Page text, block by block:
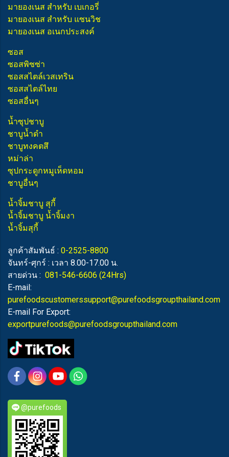
มายองเนส สำหรับ เบเกอรี่
มายองเนส สำหรับ แซนวิช
มายองเนส อเนกประสงค์
ซอส
ซอสพิซซ่า
ซอสสไตล์เวสเทริน
ซอสสไตล์ไทย
ซอสอื่นๆ
น้ำซุปชาบู
ชาบูน้ำดำ
ชาบูทงคตสึ
หม่าล่า
ซุปกระดูกหมูเห็ดหอม
ชาบูอื่นๆ
น้ำจิ้มชาบู สุกี้
น้ำจิ้มชาบู น้ำจิ้มงา
น้ำจิ้มสุกี้
ลูกค้าสัมพันธ์ : 0-2525-8800
จันทร์-ศุกร์ : เวลา 8.00-17.00 น.
สายด่วน : 081-546-6606 (24Hrs)
E-mail:
purefoodscustomerssupport@purefoodsgroupthailand.com
E-mail For Export:
exportpurefoods@purefoodsgroupthailand.com
@purefoods